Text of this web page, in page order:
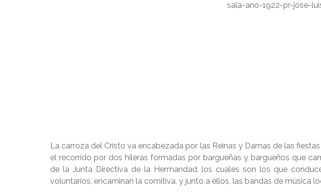
La carroza del Cristo va encabezada por las Reinas y Damas de las
el recorrido por dos hileras formadas por bargueñas y bargueños que
de la Junta Directiva de la Hermandad, los cuales son los que
voluntarios, encaminan la comitiva, y junto a ellos, las bandas de música